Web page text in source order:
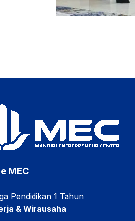
MEC
Pendidikan 1 Tahun
& Wirausaha